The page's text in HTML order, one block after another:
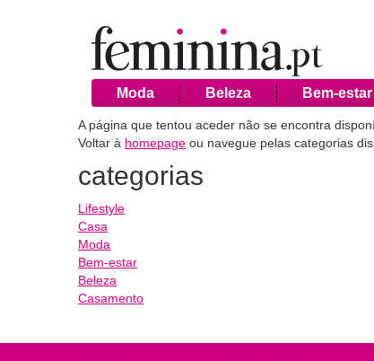
Moda Beleza Bem-estar
A página que tentou aceder não se encontra
Voltar à homepage ou navegue pelas categorias
categorias
Lifestyle
Casa
Moda
Bem-estar
Beleza
Casamento